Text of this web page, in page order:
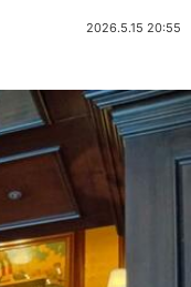
2026.5.15 20:55